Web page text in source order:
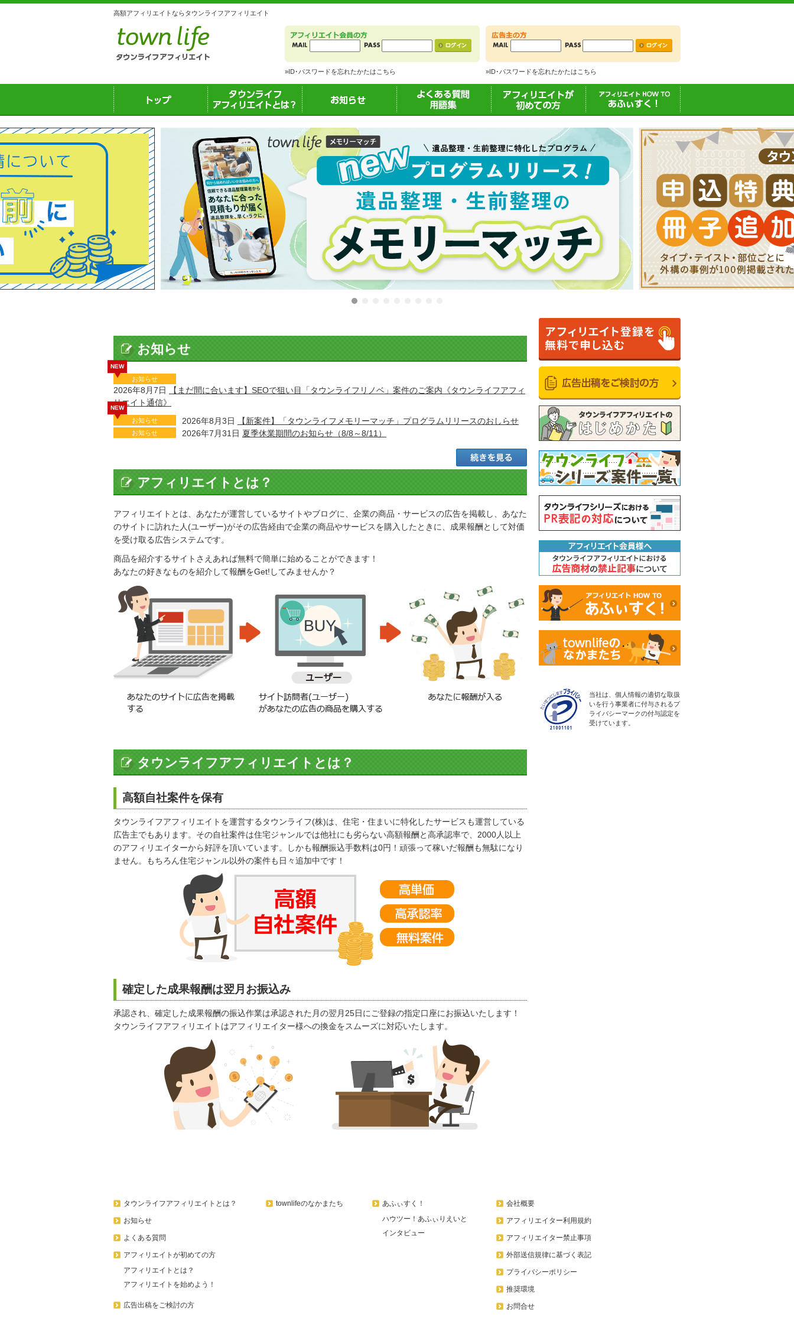
高額アフィリエイトならタウンライフアフィリエイト
»ID･パスワードを忘れたかたはこちら »ID･パスワードを忘れたかたはこちら
お知らせ
NEW
お知らせ
2026年8月7日
【まだ間に合います】SEOで狙い目「タウンライフリノベ」案件のご案内《タウンライフアフィ
リエイト通信》
NEW
お知らせ 2026年8月3日 【新案件】「タウンライフメモリーマッチ」プログラムリリースのおしらせ
お知らせ 2026年7月31日 夏季休業期間のお知らせ（8/8～8/11）
アフィリエイトとは？
アフィリエイトとは、あなたが運営しているサイトやブログに、企業の商品・サービスの広告を掲載し、あなた
のサイトに訪れた人(ユーザー)がその広告経由で企業の商品やサービスを購入したときに、成果報酬として対価
を受け取る広告システムです。
商品を紹介するサイトさえあれば無料で簡単に始めることができます！
あなたの好きなものを紹介して報酬をGet!してみませんか？
タウンライフアフィリエイトとは？
高額自社案件を保有
タウンライフアフィリエイトを運営するタウンライフ(株)は、住宅・住まいに特化したサービスも運営している
広告主でもあります。その自社案件は住宅ジャンルでは他社にも劣らない高額報酬と高承認率で、2000人以上
のアフィリエイターから好評を頂いています。しかも報酬振込手数料は0円！頑張って稼いだ報酬も無駄になり
ません。もちろん住宅ジャンル以外の案件も日々追加中です！
確定した成果報酬は翌月お振込み
承認され、確定した成果報酬の振込作業は承認された月の翌月25日にご登録の指定口座にお振込いたします！
タウンライフアフィリエイトはアフィリエイター様への換金をスムーズに対応いたします。
当社は、個人情報の適切な取扱
いを行う事業者に付与されるプ
ライバシーマークの付与認定を
受けています。
タウンライフアフィリエイトとは？
お知らせ
よくある質問
アフィリエイトが初めての方
アフィリエイトとは？
アフィリエイトを始めよう！
広告出稿をご検討の方
townlifeのなかまたち
あふぃすく！
ハウツー！あふぃりえいと
インタビュー
会社概要
アフィリエイター利用規約
アフィリエイター禁止事項
外部送信規律に基づく表記
プライバシーポリシー
推奨環境
お問合せ